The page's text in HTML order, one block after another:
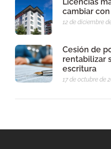
cambiar
12 de diciembre
Cesión de
rentabilizar
escritura
17 de octubre de